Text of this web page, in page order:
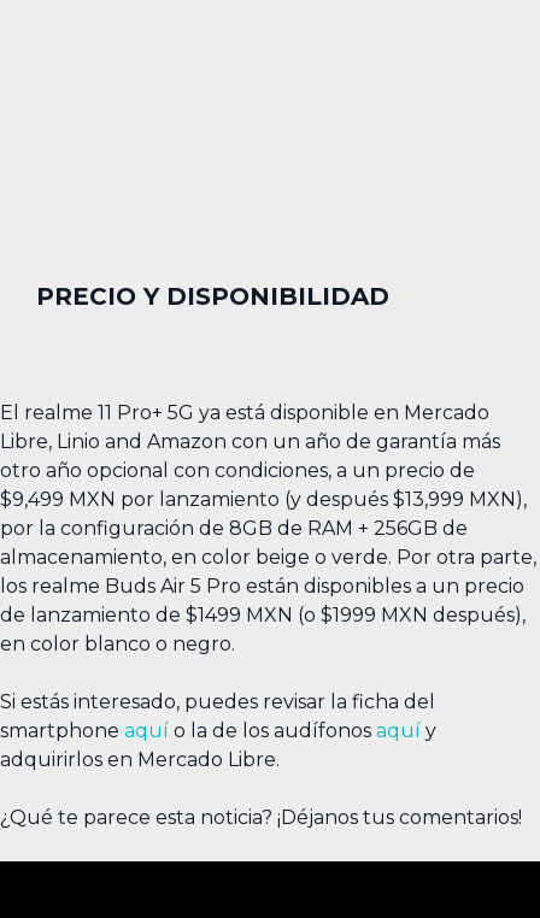
PRECIO Y DISPONIBILIDAD
El realme 11 Pro+ 5G ya está disponible en Mercado
Libre, Linio and Amazon con un año de garantía más
otro año opcional con condiciones, a un precio de
$9,499 MXN por lanzamiento (y después $13,999 MXN),
por la configuración de 8GB de RAM + 256GB de
almacenamiento, en color beige o verde. Por otra parte,
los realme Buds Air 5 Pro están disponibles a un precio
de lanzamiento de $1499 MXN (o $1999 MXN después),
en color blanco o negro.
Si estás interesado, puedes revisar la ficha del
smartphone aquí o la de los audífonos aquí y
adquirirlos en Mercado Libre.
¿Qué te parece esta noticia? ¡Déjanos tus comentarios!